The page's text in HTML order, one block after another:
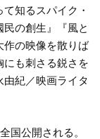
知るスパイク・
の創生』『風と
作の映像を散りば
も刺さる鋭さを
紀／映画ライタ
国公開される。